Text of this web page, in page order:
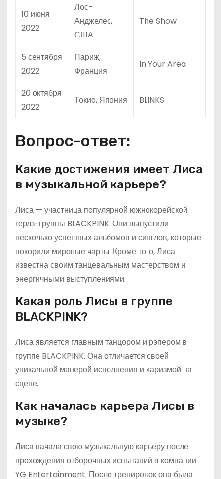
10 июня
2022
Лос-
Анджелес,
США
The Show
5 сентября
2022
Париж,
Франция
In Your Area
20 октября
2022
Токио, Япония BLINKS
Вопрос-ответ:
Какие достижения имеет Лиса
в музыкальной карьере?
Лиса — участница популярной южнокорейской
герлз-группы BLACKPINK. Они выпустили
несколько успешных альбомов и синглов, которые
покорили мировые чарты. Кроме того, Лиса
известна своим танцевальным мастерством и
энергичными выступлениями.
Какая роль Лисы в группе
BLACKPINK?
Лиса является главным танцором и рэпером в
группе BLACKPINK. Она отличается своей
уникальной манерой исполнения и харизмой на
сцене.
Как началась карьера Лисы в
музыке?
Лиса начала свою музыкальную карьеру после
прохождения отборочных испытаний в компании
YG Entertainment. После тренировок она была